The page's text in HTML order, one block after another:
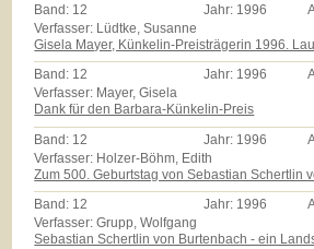
Band: 12 Jahr: 1996
Verfasser: Lüdtke, Susanne
Gisela Mayer, Künkelin-Preisträgerin 1996.
Band: 12 Jahr: 1996
Verfasser: Mayer, Gisela
Dank für den Barbara-Künkelin-Preis
Band: 12 Jahr: 1996
Verfasser: Holzer-Böhm, Edith
Zum 500. Geburtstag von Sebastian Schertlin
Band: 12 Jahr: 1996
Verfasser: Grupp, Wolfgang
Sebastian Schertlin von Burtenbach - ein